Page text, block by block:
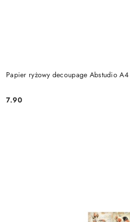
Papier ryżowy decoupage Abstudio
Cena:
7.90